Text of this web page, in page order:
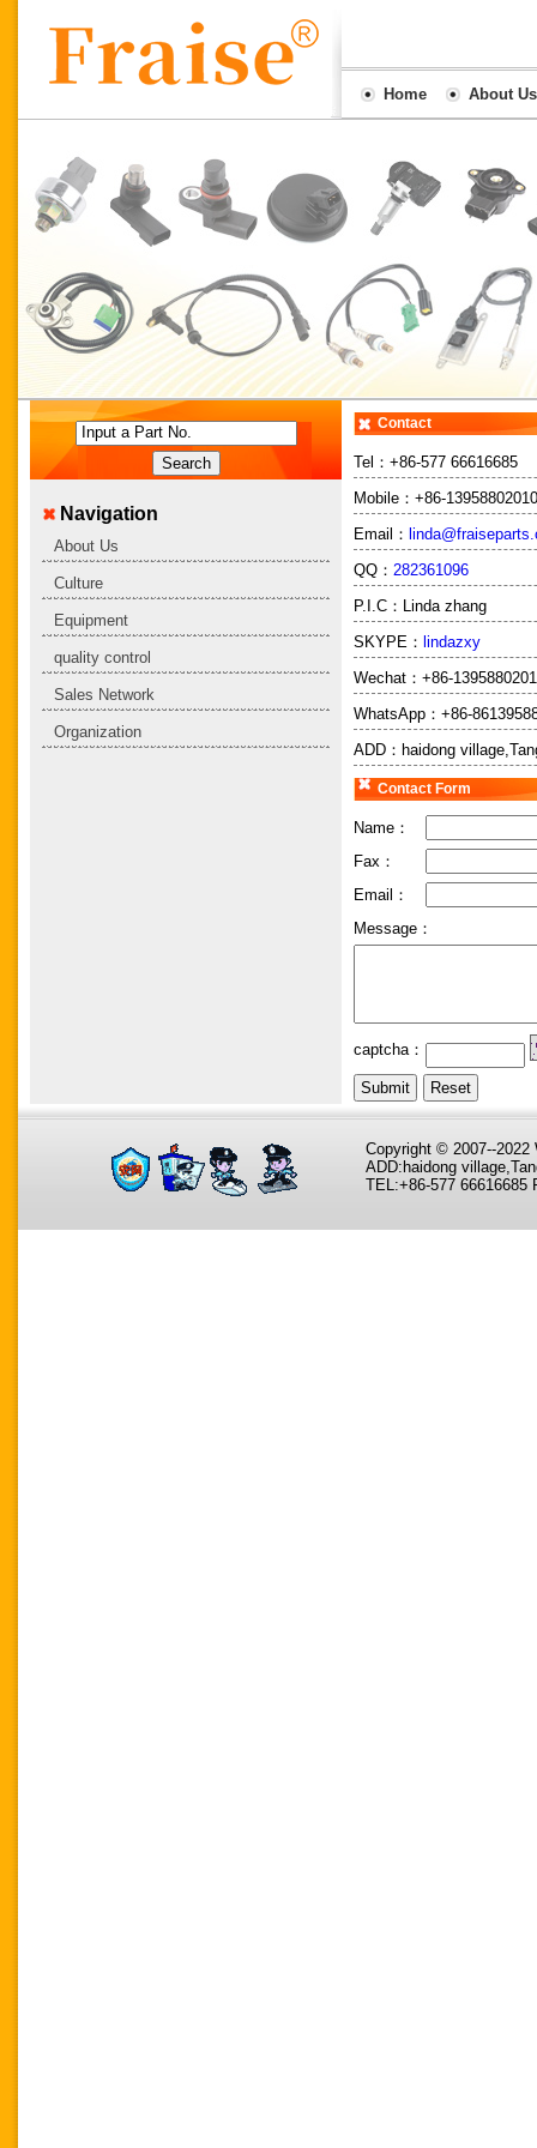
Home About Us
Contact
Tel： +86-577 66616685
Mobile： +86-13958802010
Email：
QQ： 282361096
P.I.C：
Linda zhang
SKYPE： lindazxy
Wechat： +86-
WhatsApp： +86-
ADD： haidong
Contact Form
Name：
Fax：
Email：
Message：
captcha：
Input a Part No.
Navigation
About Us
Culture
Equipment
quality control
Sales Network
Organization
Copyright © 2007--2022
ADD:haidong
TEL:+86-577 66616685